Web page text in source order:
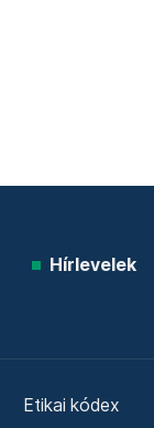
Hírlevelek
Etikai kódex